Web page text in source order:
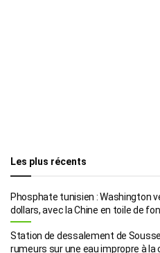
Les plus récents
Phosphate tunisien : Washington
dollars, avec la Chine en toile de
Station de dessalement de
rumeurs sur une eau impropre à